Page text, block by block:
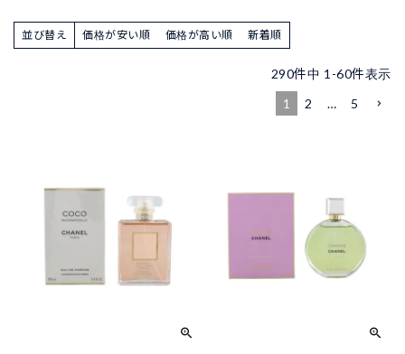
並び替え 価格が安い順 価格が高い順 新着順
290件中 1 -60件表示
1
2 … 5